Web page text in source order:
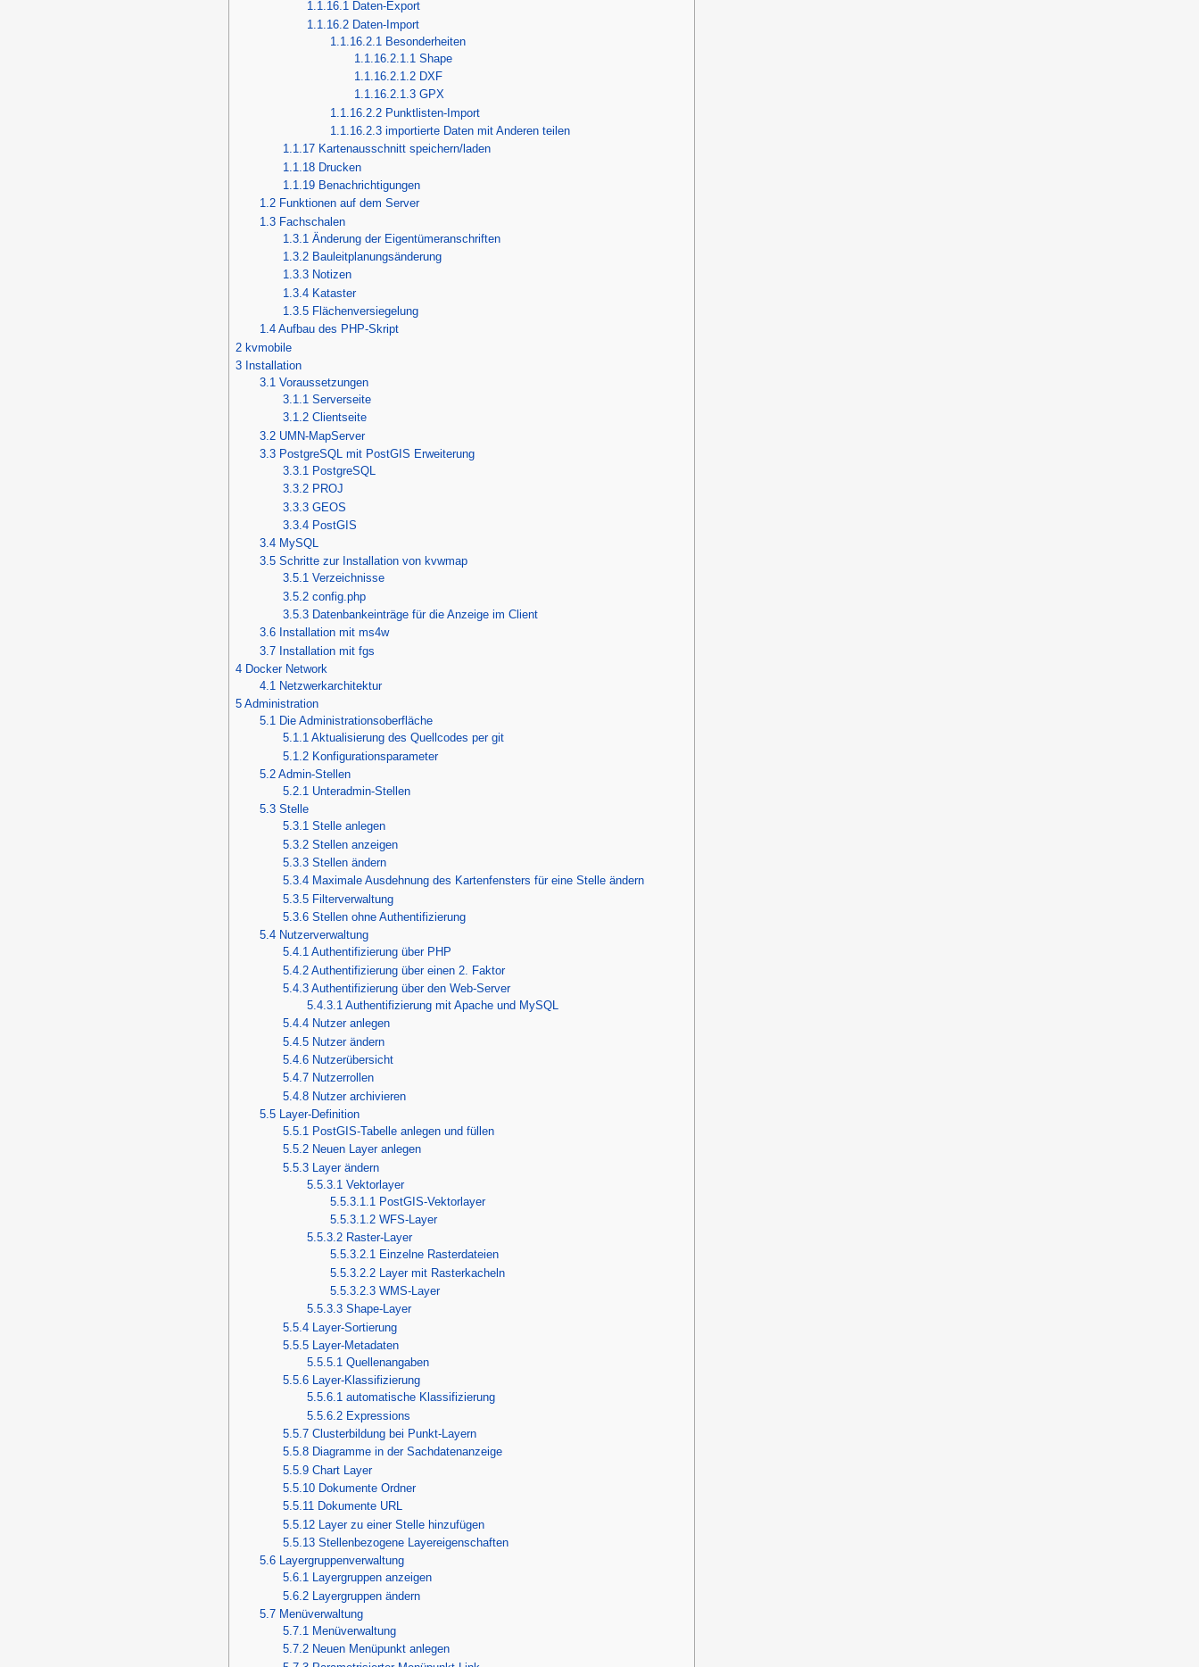
1.1.16.1 Daten-Export
1.1.16.2 Daten-Import
1.1.16.2.1 Besonderheiten
1.1.16.2.1.1 Shape
1.1.16.2.1.2 DXF
1.1.16.2.1.3 GPX
1.1.16.2.2 Punktlisten-Import
1.1.16.2.3 importierte Daten mit Anderen teilen
1.1.17 Kartenausschnitt speichern/laden
1.1.18 Drucken
1.1.19 Benachrichtigungen
1.2 Funktionen auf dem Server
1.3 Fachschalen
1.3.1 Änderung der Eigentümeranschriften
1.3.2 Bauleitplanungsänderung
1.3.3 Notizen
1.3.4 Kataster
1.3.5 Flächenversiegelung
1.4 Aufbau des PHP-Skript
2 kvmobile
3 Installation
3.1 Voraussetzungen
3.1.1 Serverseite
3.1.2 Clientseite
3.2 UMN-MapServer
3.3 PostgreSQL mit PostGIS Erweiterung
3.3.1 PostgreSQL
3.3.2 PROJ
3.3.3 GEOS
3.3.4 PostGIS
3.4 MySQL
3.5 Schritte zur Installation von kvwmap
3.5.1 Verzeichnisse
3.5.2 config.php
3.5.3 Datenbankeinträge für die Anzeige im Client
3.6 Installation mit ms4w
3.7 Installation mit fgs
4 Docker Network
4.1 Netzwerkarchitektur
5 Administration
5.1 Die Administrationsoberfläche
5.1.1 Aktualisierung des Quellcodes per git
5.1.2 Konfigurationsparameter
5.2 Admin-Stellen
5.2.1 Unteradmin-Stellen
5.3 Stelle
5.3.1 Stelle anlegen
5.3.2 Stellen anzeigen
5.3.3 Stellen ändern
5.3.4 Maximale Ausdehnung des Kartenfensters für eine Stelle ändern
5.3.5 Filterverwaltung
5.3.6 Stellen ohne Authentifizierung
5.4 Nutzerverwaltung
5.4.1 Authentifizierung über PHP
5.4.2 Authentifizierung über einen 2. Faktor
5.4.3 Authentifizierung über den Web-Server
5.4.3.1 Authentifizierung mit Apache und MySQL
5.4.4 Nutzer anlegen
5.4.5 Nutzer ändern
5.4.6 Nutzerübersicht
5.4.7 Nutzerrollen
5.4.8 Nutzer archivieren
5.5 Layer-Definition
5.5.1 PostGIS-Tabelle anlegen und füllen
5.5.2 Neuen Layer anlegen
5.5.3 Layer ändern
5.5.3.1 Vektorlayer
5.5.3.1.1 PostGIS-Vektorlayer
5.5.3.1.2 WFS-Layer
5.5.3.2 Raster-Layer
5.5.3.2.1 Einzelne Rasterdateien
5.5.3.2.2 Layer mit Rasterkacheln
5.5.3.2.3 WMS-Layer
5.5.3.3 Shape-Layer
5.5.4 Layer-Sortierung
5.5.5
Layer-Metadaten
5.5.5.1 Quellenangaben
5.5.6 Layer-Klassifizierung
5.5.6.1 automatische Klassifizierung
5.5.6.2 Expressions
5.5.7 Clusterbildung bei Punkt-Layern
5.5.8 Diagramme in der Sachdatenanzeige
5.5.9 Chart Layer
5.5.10 Dokumente Ordner
5.5.11 Dokumente URL
5.5.12 Layer zu einer Stelle hinzufügen
5.5.13 Stellenbezogene Layereigenschaften
5.6 Layergruppenverwaltung
5.6.1 Layergruppen anzeigen
5.6.2 Layergruppen ändern
5.7 Menüverwaltung
5.7.1 Menüverwaltung
5.7.2 Neuen Menüpunkt anlegen